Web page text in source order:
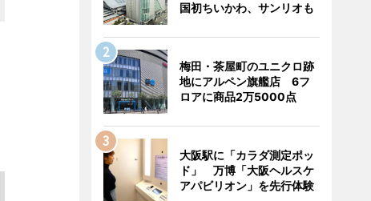
国初ちいかわ、サンリオも
梅田・茶屋町のユニクロ跡
地にアルペン旗艦店 6フ
ロアに商品2万5000点
大阪駅に「カラダ測定ポッ
ド」 万博「大阪ヘルスケ
アパビリオン」を先行体験